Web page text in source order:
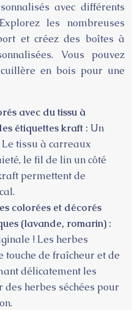
avec différents
les nombreuses
et créez des boîtes à
Vous pouvez
en bois pour une
avec du tissu à
étiquettes kraft : Un
tissu à carreaux
le fil de lin un côté
permettent de
colorées et décorés
(lavande, romarin) :
! Les herbes
de fraîcheur et de
délicatement les
herbes séchées pour